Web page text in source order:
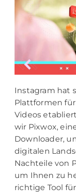
Instagram hat
Plattformen
Videos
wir Pixwox,
Downloader,
digitalen
Nachteile von
um Ihnen zu
richtige Tool